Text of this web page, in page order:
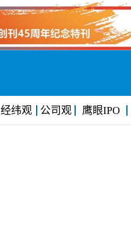
经纬观 公司观 鹰眼IPO